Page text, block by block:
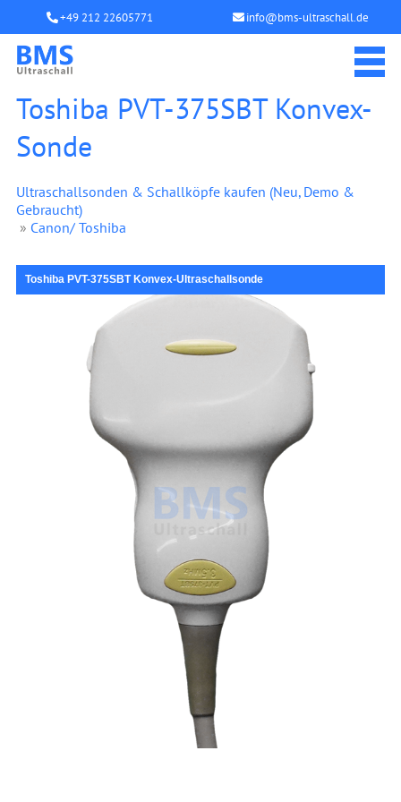
+49 212 22605771 info@bms-ultraschall.de
Toshiba PVT-375SBT Konvex-
Sonde
Ultraschallsonden & Schallköpfe kaufen (Neu, Demo &
Gebraucht)
» Canon/ Toshiba
Toshiba PVT-375SBT Konvex-Ultraschallsonde